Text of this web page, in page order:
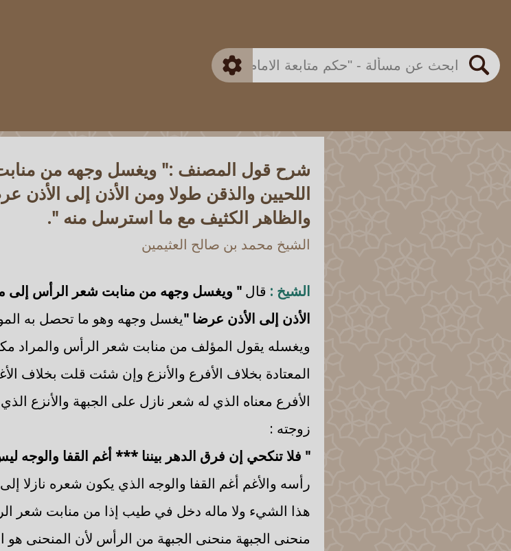
بحث
اللجنة الدائمة
متقدم
شرح قول المصنف :" ويغسل وجهه من
اللحيين والذقن طولا ومن الأذن إلى
والظاهر الكثيف مع ما استرسل منه ".
الشيخ محمد بن صالح العثيمين
الشيخ : قال " ويغسل وجهه من منابت شعر الرأس إلى
الأذن إلى الأذن عرضا "يغسل وجهه وهو ما تحصل به
ويغسله يقول المؤلف من منابت شعر الرأس والمراد
المعتادة بخلاف الأفرع والأنزع وإن شئت قلت بخلاف
الأفرع معناه الذي له شعر نازل على الجبهة والأنزع
زوجته :
" فلا تنكحي إن فرق الدهر بيننا *** أغم القفا والوجه
رأسه والأغم أغم القفا والوجه الذي يكون شعره نازلا
هذا الشيء ولا ماله دخل في طيب إذا من منابت شعر
منحنى الجبهة منحنى الجبهة من الرأس لأن المنحنى